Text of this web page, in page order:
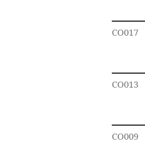
CO017
CO013
CO009